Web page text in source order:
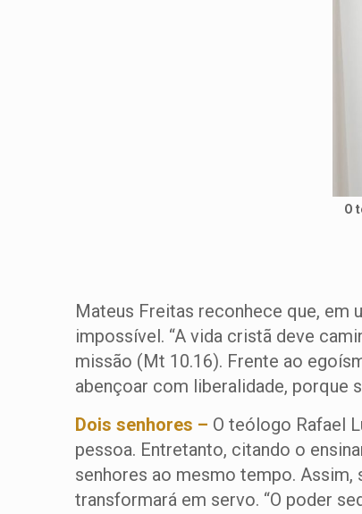
O
Mateus Freitas reconhece que, em
impossível. “A vida cristã deve
missão (Mt 10.16). Frente ao
abençoar com liberalidade, porque
Dois senhores – O teólogo Rafael
pessoa. Entretanto, citando o
senhores ao mesmo tempo.
transformará em servo. “O poder